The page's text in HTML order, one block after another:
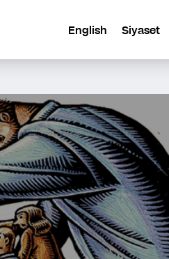
English Siyaset